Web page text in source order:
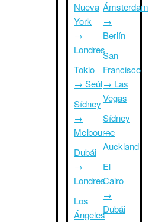
Nueva
York
→
Londres
Tokio
→ Seúl
Sídney
→
Melbourne
Dubái
→
Londres
Los
Ángeles
Ámsterdam
→
Berlín
San
Francisco
→ Las
Vegas
Sídney
→
Auckland
El
Cairo
→
Dubái